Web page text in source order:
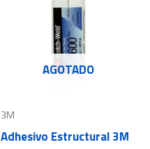
AGOTADO
3M
Adhesivo Estructural 3M